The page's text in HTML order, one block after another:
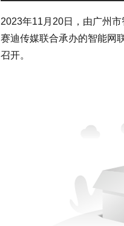
2023年11月20日，由广州
赛迪传媒联合承办的智能网
召开。